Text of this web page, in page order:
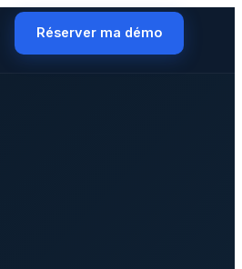
Réserver ma démo